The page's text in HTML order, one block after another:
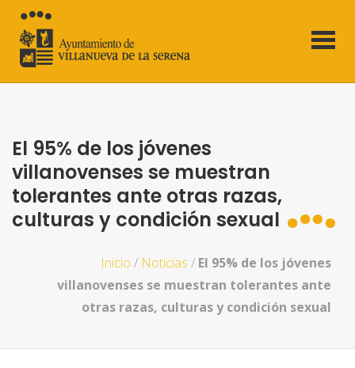
El 95% de los jóvenes
villanovenses se muestran
tolerantes ante otras razas,
culturas y condición sexual
Inicio / Noticias / El 95% de los jóvenes
villanovenses se muestran tolerantes ante
otras razas, culturas y condición sexual